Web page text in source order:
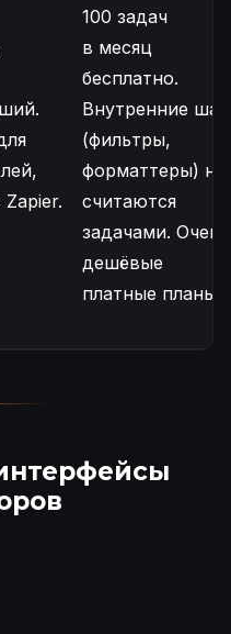
100 задач
в месяц
бесплатно.
Внутренние
(фильтры,
форматтеры) не
считаются
задачами. Очень
дешёвые
платные планы.